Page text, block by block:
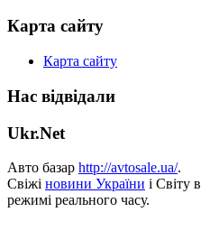
Карта сайту
Карта сайту
Нас відвідали
Ukr.Net
Авто базар http://avtosale.ua/.
Свіжі новини України і Світу в
режимі реального часу.